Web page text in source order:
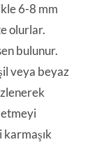
6-8 mm
olurlar.
bulunur.
veya beyaz
etmeyi
karmaşık